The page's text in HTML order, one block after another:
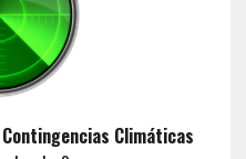
Climáticas